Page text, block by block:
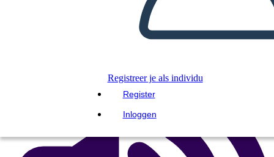
Registreer je als individu
Register
Inloggen
MAAK EEN STORYBOARD
DIAVOORSTELLING AFSPELEN